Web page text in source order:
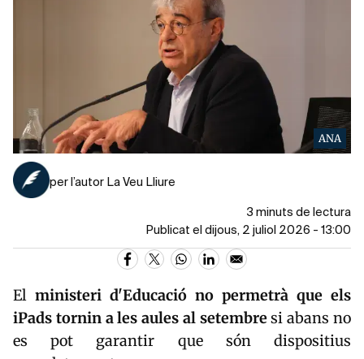
ANA
per l’autor La Veu Lliure
3 minuts de lectura
Publicat el dijous, 2 juliol 2026 - 13:00
El ministeri d'Educació no permetrà que els
iPads tornin a les aules al setembresi abans no
es pot garantir que són dispositius